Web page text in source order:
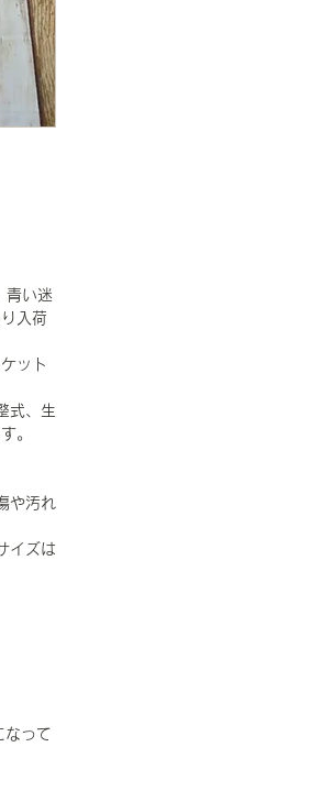
青い迷
入荷
ット
式、生
。
や汚れ
イズは
なって